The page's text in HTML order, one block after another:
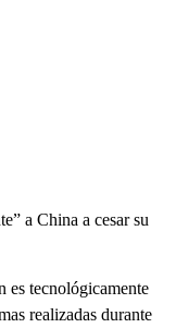
a China a cesar su
es tecnológicamente
realizadas durante